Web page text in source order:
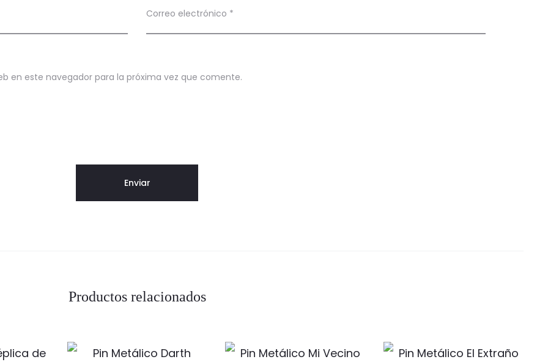
Correo electrónico *
en este navegador para la próxima vez que comente.
Productos relacionados